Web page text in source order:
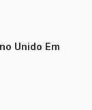
Unido Em